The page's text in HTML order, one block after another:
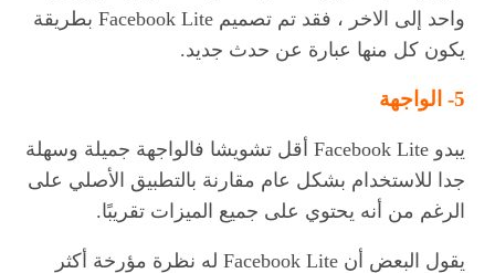
واحد إلى الاخر ، فقد تم تصميم Facebook Lite بطريقة
يكون كل منها عبارة عن حدث جديد.
5- الواجهة
يبدو Facebook Lite أقل تشويشا فالواجهة جميلة وسهلة
جدا للاستخدام بشكل عام مقارنة بالتطبيق الأصلي على
الرغم من أنه يحتوي على جميع الميزات تقريبًا.
يقول البعض أن Facebook Lite له نظرة مؤرخة أكثر